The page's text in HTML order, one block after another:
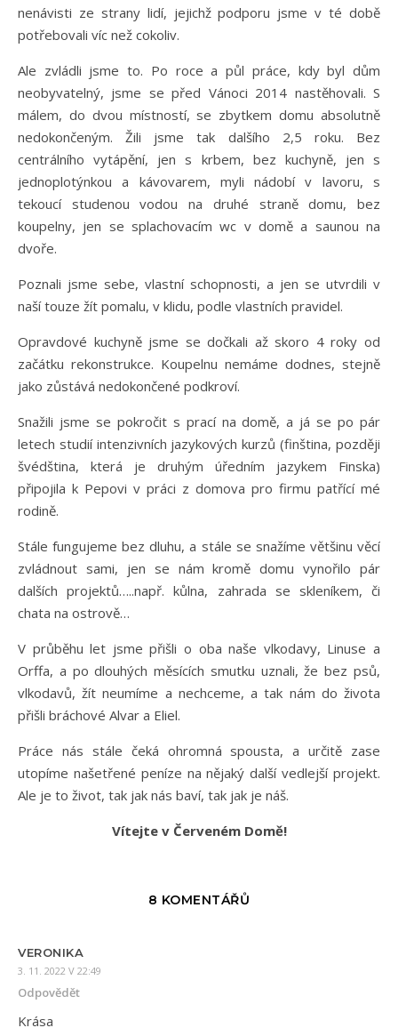
nenávisti ze strany lidí, jejichž podporu jsme v té době
potřebovali víc než cokoliv.
Ale zvládli jsme to. Po roce a půl práce, kdy byl dům
neobyvatelný, jsme se před Vánoci 2014 nastěhovali. S
málem, do dvou místností, se zbytkem domu absolutně
nedokončeným. Žili jsme tak dalšího 2,5 roku. Bez
centrálního vytápění, jen s krbem, bez kuchyně, jen s
jednoplotýnkou a kávovarem, myli nádobí v lavoru, s
tekoucí studenou vodou na druhé straně domu, bez
koupelny, jen se splachovacím wc v domě a saunou na
dvoře.
Poznali jsme sebe, vlastní schopnosti, a jen se utvrdili v
naší touze žít pomalu, v klidu, podle vlastních pravidel.
Opravdové kuchyně jsme se dočkali až skoro 4 roky od
začátku rekonstrukce. Koupelnu nemáme dodnes, stejně
jako zůstává nedokončené podkroví.
Snažili jsme se pokročit s prací na domě, a já se po pár
letech studií intenzivních jazykových kurzů (finština, později
švédština, která je druhým úředním jazykem Finska)
připojila k Pepovi v práci z domova pro firmu patřící mé
rodině.
Stále fungujeme bez dluhu, a stále se snažíme většinu věcí
zvládnout sami, jen se nám kromě domu vynořilo pár
dalších projektů…..např. kůlna, zahrada se skleníkem, či
chata na ostrově…
V průběhu let jsme přišli o oba naše vlkodavy, Linuse a
Orffa, a po dlouhých měsících smutku uznali, že bez psů,
vlkodavů, žít neumíme a nechceme, a tak nám do života
přišli bráchové Alvar a Eliel.
Práce nás stále čeká ohromná spousta, a určitě zase
utopíme našetřené peníze na nějaký další vedlejší projekt.
Ale je to život, tak jak nás baví, tak jak je náš.
Vítejte v Červeném Domě!
8 KOMENTÁŘŮ
VERONIKA
3. 11. 2022 V 22:49
Odpovědět
Krása